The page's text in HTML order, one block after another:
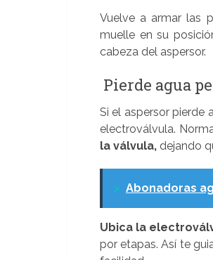
Vuelve a armar las
muelle en su
cabeza del aspersor.
Pierde agua
Si el aspersor pierde
electroválvula.
la válvula, dejando
> Abonadoras
Ubica la
por etapas. Así te